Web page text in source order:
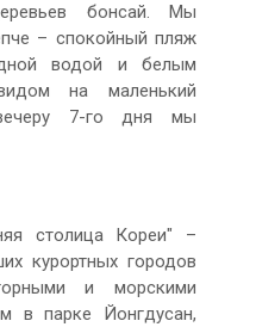
бонсай. Мы
– спокойный пляж
водой и белым
на маленький
7-го дня мы
столица Кореи" –
курортных городов
и морскими
в парке Йонгдусан,